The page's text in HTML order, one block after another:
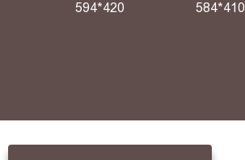
594*420 584*410